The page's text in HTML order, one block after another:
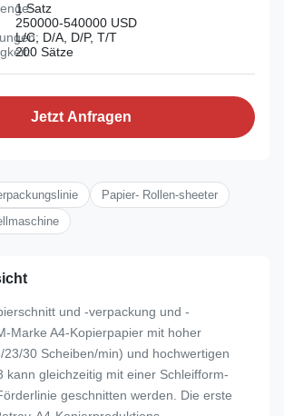
1 Satz
250000-540000 USD
L/C, D/A, D/P, T/T
200 Sätze
Jetzt Anfragen
Papier- Rollen-sheeter
und -verpackung und -
Marke A4-Kopierpapier mit hoher
23/30 Scheiben/min) und hochwertigen
kann gleichzeitig mit einer Schleifform-
geschnitten werden. Die erste